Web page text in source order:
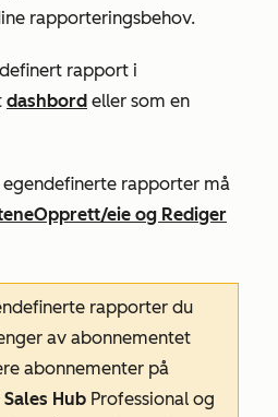
rapporteringsbehov.
rapport i
dashbord eller som en
rapporter må
Opprett/eie og Rediger
rapporter du
av abonnementet
abonnementer på
Sales Hub Professional og